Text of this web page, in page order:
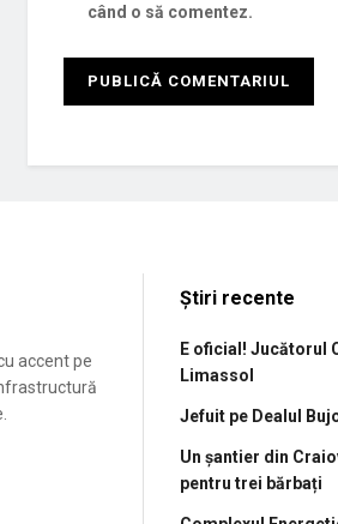
când o să comentez.
accent pe
Știri recente
E oficial! Jucătorul
Limassol
Jefuit pe Dealul
Un șantier din
pentru trei bărbați